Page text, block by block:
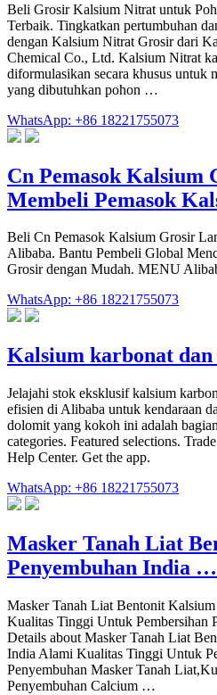
Beli Grosir Kalsium Nitrat untuk
Terbaik. Tingkatkan pertumbuhan
dengan Kalsium Nitrat Grosir dari
Chemical Co., Ltd. Kalsium Nitrat
diformulasikan secara khusus untuk
yang dibutuhkan pohon …
WhatsApp: +86 18221755073
Cn Pemasok Kalsium
Membeli Pemasok
Beli Cn Pemasok Kalsium Grosir
Alibaba. Bantu Pembeli Global
Grosir dengan Mudah. MENU
WhatsApp: +86 18221755073
Kalsium karbonat
Jelajahi stok eksklusif kalsium
efisien di Alibaba untuk kendaraan
dolomit yang kokoh ini adalah
categories. Featured selections.
Help Center. Get the app.
WhatsApp: +86 18221755073
Masker Tanah Liat
Penyembuhan India …
Masker Tanah Liat Bentonit
Kualitas Tinggi Untuk Pembersihan
Details about Masker Tanah Liat
India Alami Kualitas Tinggi Untuk
Penyembuhan Masker Tanah
Penyembuhan Calcium …